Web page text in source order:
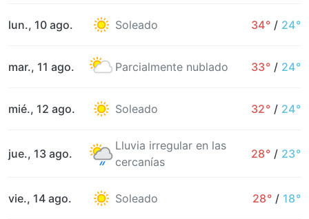
lun., 10 ago. Soleado 34° / 24°
mar., 11 ago. Parcialmente nublado 33° / 24°
mié., 12 ago. Soleado 32° / 24°
jue., 13 ago.
Lluvia irregular en las
cercanías
28° / 23°
vie., 14 ago. Soleado 28° / 18°